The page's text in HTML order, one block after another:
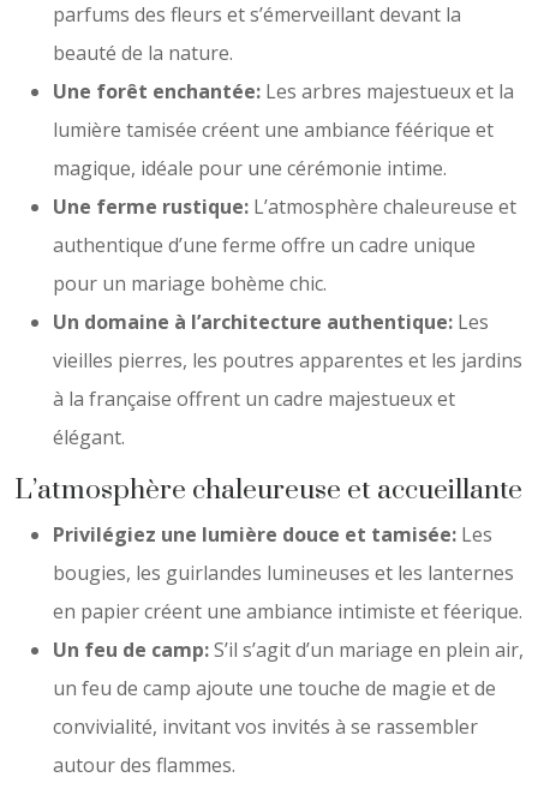
parfums des fleurs et s’émerveillant devant la
beauté de la nature.
Une forêt enchantée: Les arbres majestueux et la
lumière tamisée créent une ambiance féérique et
magique, idéale pour une cérémonie intime.
Une ferme rustique: L’atmosphère chaleureuse et
authentique d’une ferme offre un cadre unique
pour un mariage bohème chic.
Un domaine à l’architecture authentique: Les
vieilles pierres, les poutres apparentes et les jardins
à la française offrent un cadre majestueux et
élégant.
L’atmosphère chaleureuse et accueillante
Privilégiez une lumière douce et tamisée: Les
bougies, les guirlandes lumineuses et les lanternes
en papier créent une ambiance intimiste et féerique.
Un feu de camp:S’il s’agit d’un mariage en plein air,
un feu de camp ajoute une touche de magie et de
convivialité, invitant vos invités à se rassembler
autour des flammes.